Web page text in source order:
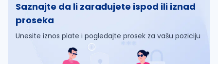
Saznajte da li zarađujete ispod ili iznad
proseka
Unesite iznos plate i pogledajte prosek za vašu poziciju